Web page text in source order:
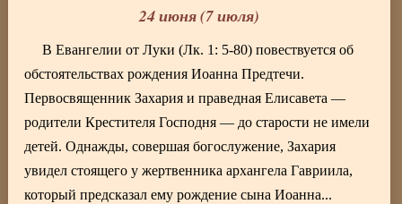
24 июня (7 июля)
В Евангелии от Луки (Лк. 1: 5-80) повествуется об
обстоятельствах рождения Иоанна Предтечи.
Первосвященник Захария и праведная Елисавета —
родители Крестителя Господня — до старости не имели
детей. Однажды, совершая богослужение, Захария
увидел стоящего у жертвенника архангела Гавриила,
который предсказал ему рождение сына Иоанна...